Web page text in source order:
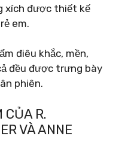
xích được thiết kế
em.
điêu khắc, mền,
đều được trưng bày
phiên.
CỦA R.
VÀ ANNE